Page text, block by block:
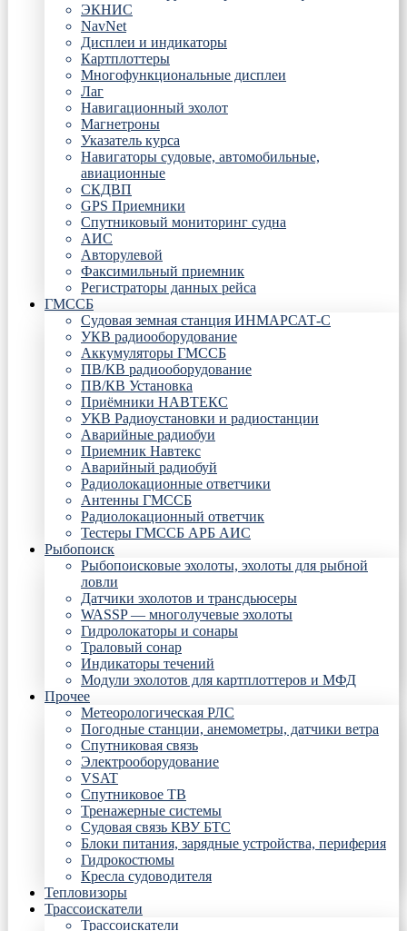
ЭКНИС
NavNet
Дисплеи и индикаторы
Картплоттеры
Многофункциональные дисплеи
Лаг
Навигационный эхолот
Магнетроны
Указатель курса
Навигаторы судовые, автомобильные,
авиационные
СКДВП
GPS Приемники
Спутниковый мониторинг судна
АИС
Авторулевой
Факсимильный приемник
Регистраторы данных рейса
ГМССБ
Судовая земная станция ИНМАРСАТ-С
УКВ радиооборудование
Аккумуляторы ГМССБ
ПВ/КВ радиооборудование
ПВ/КВ Установка
Приёмники НАВТЕКС
УКВ Радиоустановки и радиостанции
Аварийные радиобуи
Приемник Навтекс
Аварийный радиобуй
Радиолокационные ответчики
Антенны ГМССБ
Радиолокационный ответчик
Тестеры ГМССБ АРБ АИС
Рыбопоиск
Рыбопоисковые эхолоты, эхолоты для рыбной
ловли
Датчики эхолотов и трансдьюсеры
WASSP — многолучевые эхолоты
Гидролокаторы и сонары
Траловый сонар
Индикаторы течений
Модули эхолотов для картплоттеров и МФД
Прочее
Метеорологическая РЛС
Погодные станции, анемометры, датчики ветра
Спутниковая связь
Электрооборудование
VSAT
Спутниковое ТВ
Тренажерные системы
Судовая связь КВУ БТС
Блоки питания, зарядные устройства, периферия
Гидрокостюмы
Кресла судоводителя
Тепловизоры
Трассоискатели
Трассоискатели